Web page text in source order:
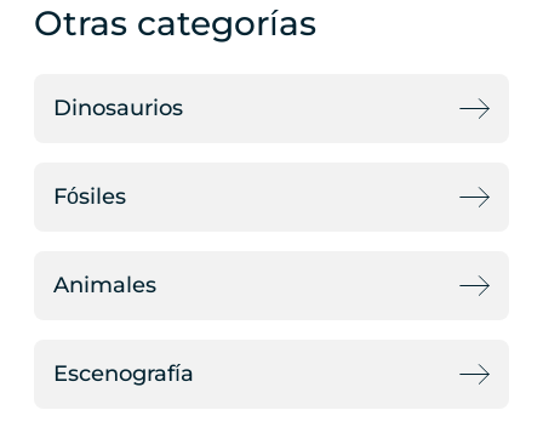
Otras categorías
Dinosaurios
Fósiles
Animales
Escenografía